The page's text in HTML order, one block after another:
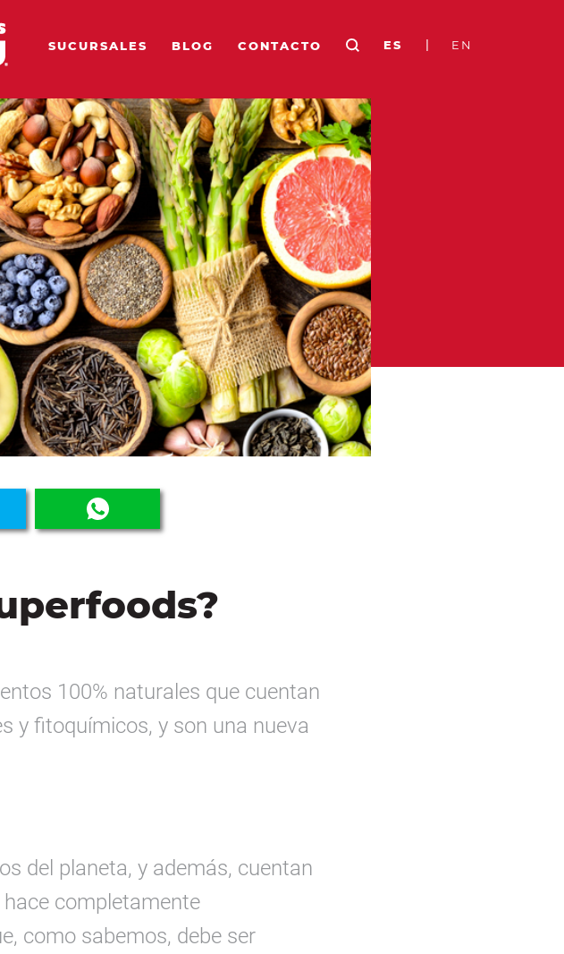
SUCURSALES BLOG CONTACTO ES | EN
100% naturales que cuentan
y fitoquímicos, y son una nueva
del planeta, y además, cuentan
completamente
como sabemos, debe ser